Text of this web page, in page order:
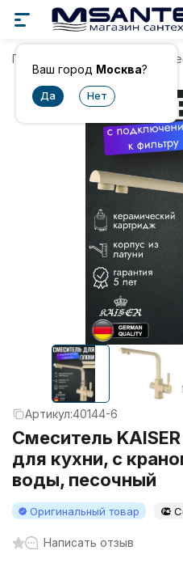
Ваш город Москва?
Главная
Артикул:40144-6
Смеситель
для кухни, с
воды, песочный
Оригинальный товар
Написать отзыв